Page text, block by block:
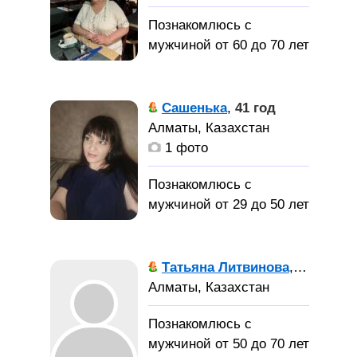
юмора белое, не
задеваю, приемлю
знаках препинания.
Финансово независимая,
даже если сама не могу
время.
Узнайте у друзей кто
бывал в баре Подвиг во
Дворце Офицеров на 4
этаже в г Алма-Ата в
1990.. 1991 годах. Мне
Познакомлюсь с
мужчиной от 60 до 70 лет
интересного мужчину
для семейной жизни
Сашенька, 41 год
Алматы, Казахстан
1 фото
Познакомлюсь с
мужчиной от 29 до 50 лет
свою второю половинку
для создания семьи
Татьяна Литвинова, 66 лет
Алматы, Казахстан
Познакомлюсь с
мужчиной от 50 до 70 лет